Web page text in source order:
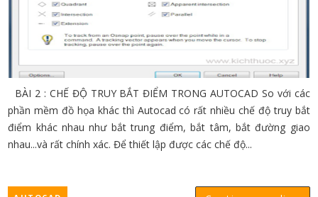
BÀI 2 : CHẾ ĐỘ TRUY BẮT ĐIỂM TRONG AUTOCAD So với các
phần mềm đồ họa khác thì Autocad có rất nhiều chế độ truy bắt
điểm khác nhau như bắt trung điểm, bắt tâm, bắt đường giao
nhau...và rất chính xác. Để thiết lập được các chế độ...